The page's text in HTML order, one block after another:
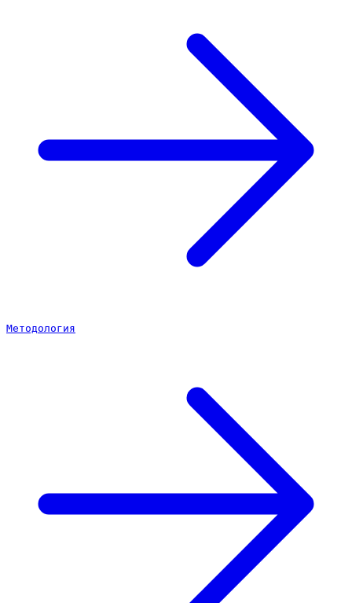
Методология